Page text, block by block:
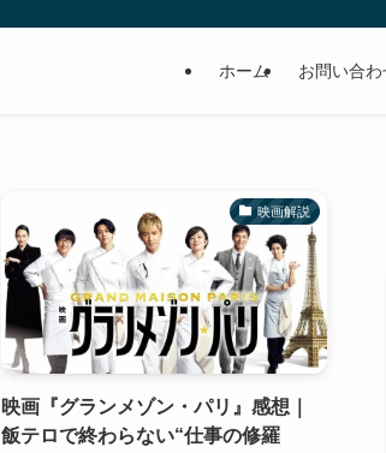
ホーム お問い合わ
映画解説
映画『グランメゾン・パリ』感想｜
飯テロで終わらない“仕事の修羅